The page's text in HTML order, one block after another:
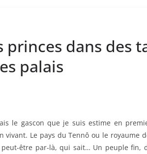
princes dans des
palais
le gascon que je suis estime en
vivant. Le pays du Tennô ou le royaume
être par-là, qui sait… Un peuple fin,